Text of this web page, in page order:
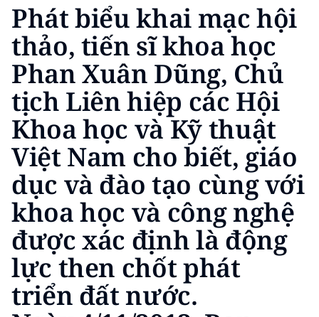
KIỂM CHỨNG THÔNG TIN
TRI THỨC CHUYÊN SÂU
54 DÂN TỘC VIỆT NAM
CHƯƠNG TRÌNH OCOP - MỖI XÃ
MỘT SẢN PHẨM
RADIO
MEDIA CENTER
E-Magazine
Video
Phát biểu khai mạc hội
thảo, tiến sĩ khoa học
Phan Xuân Dũng, Chủ
tịch Liên hiệp các Hội
Khoa học và Kỹ thuật
Việt Nam cho biết, giáo
dục và đào tạo cùng với
khoa học và công nghệ
được xác định là động
lực then chốt phát
triển đất nước.